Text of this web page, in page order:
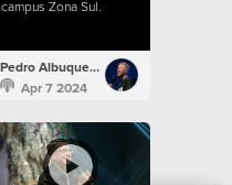
campus Zona Sul.
Pedro Albuquerque
Apr 7 2024